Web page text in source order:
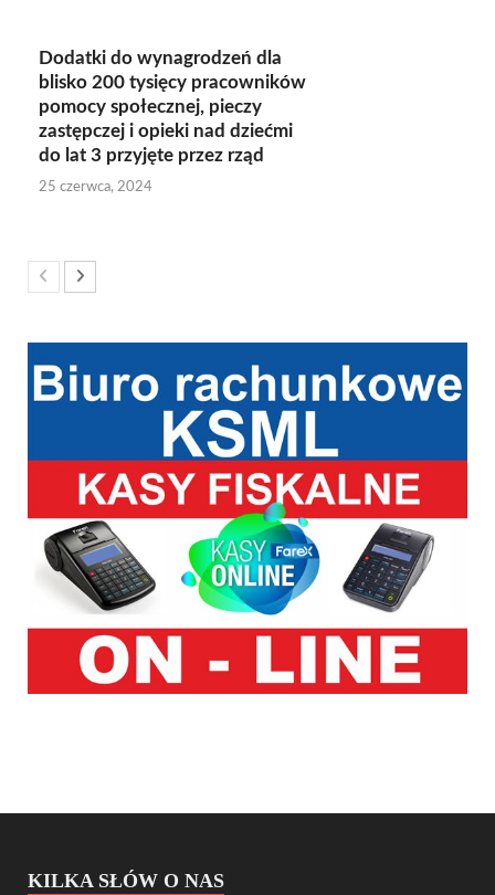
Dodatki do wynagrodzeń dla
blisko 200 tysięcy pracowników
pomocy społecznej, pieczy
zastępczej i opieki nad dziećmi
do lat 3 przyjęte przez rząd
25 czerwca, 2024
KILKA SŁÓW O NAS